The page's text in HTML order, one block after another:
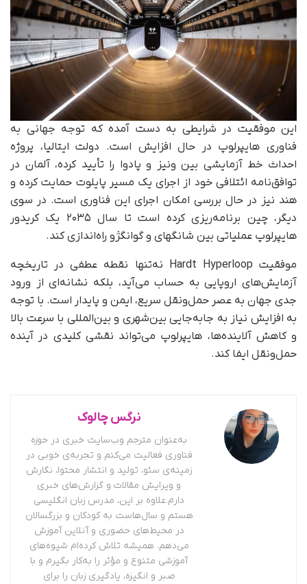
این موفقیت در شرایطی به دست آمده که توجه جهانی به
فناوری هایپرلوپ در حال افزایش است. دولت ایتالیا، پروژه
احداث خط آزمایشی بین ونیز و پادوا را تأیید کرده، آلمان در
توافق‌نامه ائتلافی خود از اجرای یک مسیر پایلوت حمایت کرده و
هند نیز در حال بررسی امکان اجرای این فناوری است. در سوی
دیگر، چین برنامه‌ریزی کرده است تا سال ۲۰۳۵ یک کریدور
هایپرلوپ عملیاتی بین شانگهای و گوانگژو راه‌اندازی کند.
موفقیت Hardt Hyperloop نه‌تنها نقطه عطفی در تاریخچه
آزمایش‌های اروپایی به‌ حساب می‌آید، بلکه نشانه‌ای از ورود
جدی جهان به عصر حمل‌ونقل سریع، ایمن و پایدار است. با توجه
به افزایش نیاز به جابه‌جایی بین‌شهری و بین‌المللی با سرعت بالا
و کاهش آلاینده‌ها، هایپرلوپ می‌تواند نقشی کلیدی در آینده
حمل‌ونقل ایفا کند.
نرگس چالوک
به‌عنوان مترجم وب‌سایت خبری در حوزه
فناوری فعالیت می‌کنم و تجربه‌ی خوبی در
زمینه‌ی سئو، تولید و انتشار محتوا، نگارش
و ویرایش مقالات و گزارش‌های خبری
دارم.علاوه بر این، مدرس زبان انگلیسی
هستم و سال‌هاست به کودکان و بزرگسالان
در محیط‌های حضوری و آنلاین آموزش
می‌دهم. همیشه تلاش کرده‌ام شیوه‌های
آموزشی متنوع و مؤثر را به‌کار بگیرم و با
صبر و انگیزه، یادگیری زبان را برای